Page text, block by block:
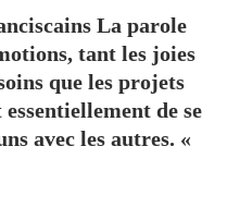
La parole
tant les joies
que les projets
de se
avec les autres. «